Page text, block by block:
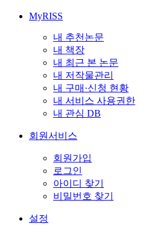
MyRISS
내 추천논문
내 책장
내 최근 본 논문
내 저작물관리
내 구매·신청 현황
내 서비스 사용권한
내 관심 DB
회원서비스
회원가입
로그인
아이디 찾기
비밀번호 찾기
설정